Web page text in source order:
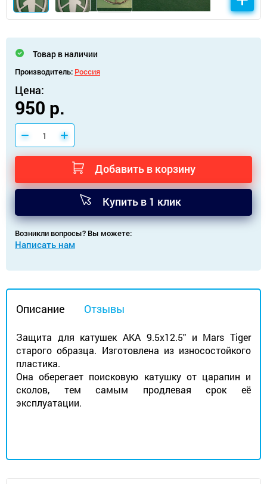
Товар в наличии
Производитель: Россия
Цена:
950 р.
Добавить в корзину
Купить в 1 клик
Возникли вопросы? Вы можете:
Написать нам
Описание Отзывы
Защита для катушек АКА 9.5x12.5" и Mars Tiger
старого образца. Изготовлена из износостойкого
пластика.
Она оберегает поисковую катушку от царапин и
сколов, тем самым продлевая срок её
эксплуатации.